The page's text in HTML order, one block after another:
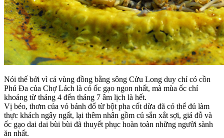
Nói thế bởi vì cả vùng đồng bằng sông Cửu Long duy chỉ có cồn
Phú Đa của Chợ Lách là có ốc gạo ngon nhất, mà mùa ốc chỉ
khoảng từ tháng 4 đến tháng 7 âm lịch là hết.
Vị béo, thơm của vỏ bánh đổ từ bột pha cốt dừa đã có thể đủ làm
thực khách ngây ngất, lại thêm nhân gồm củ sắn xắt sợi, giá đỗ và
ốc gạo dai dai bùi bùi đã thuyết phục hoàn toàn những người sành
ăn nhất.